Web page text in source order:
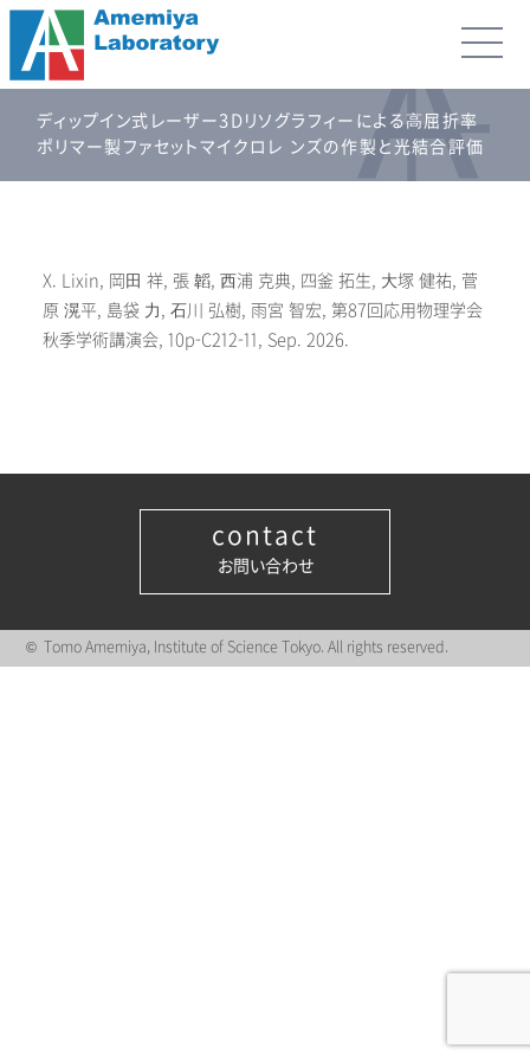
ディップイン式レーザー3Dリソグラフィーによる⾼屈折率
ポリマー製ファセットマイクロレ ンズの作製と光結合評価
X. Lixin, 岡⽥ 祥, 張 韜, ⻄浦 克典, 四釜 拓生, ⼤塚 健祐, 菅
原 滉平, 島袋 ⼒, ⽯川 弘樹, 雨宮 智宏, 第87回応用物理学会
秋季学術講演会, 10p-C212-11, Sep. 2026.
contact
お問い合わせ
© Tomo Amemiya, Institute of Science Tokyo. All rights reserved.